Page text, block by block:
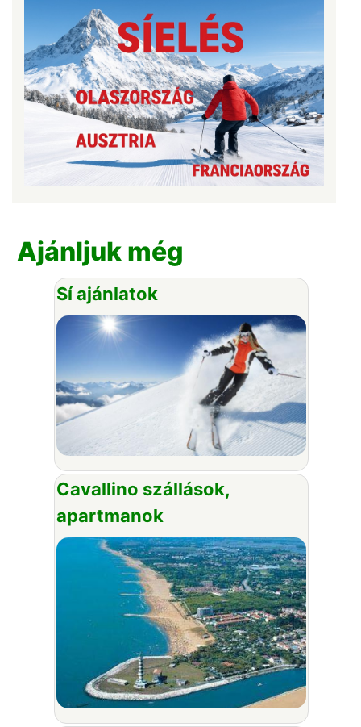
Ajánljuk még
Sí ajánlatok
Cavallino szállások,
apartmanok